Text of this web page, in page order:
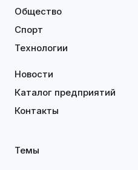
Общество
Спорт
Технологии
Новости
Каталог предприятий
Контакты
Темы